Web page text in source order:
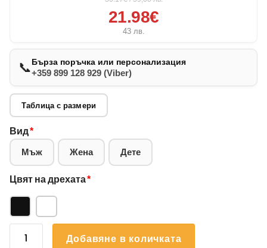
21.98€
43 лв.
📞Бърза поръчка или персонализация
+359 899 128 929 (Viber)
Таблица с размери
Вид*
Мъж Жена Дете
Цвят на дрехата*
количество
Добавяне в количката